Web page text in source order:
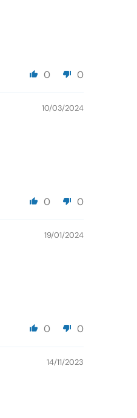
0 0
10/03/2024
0 0
19/01/2024
0 0
14/11/2023